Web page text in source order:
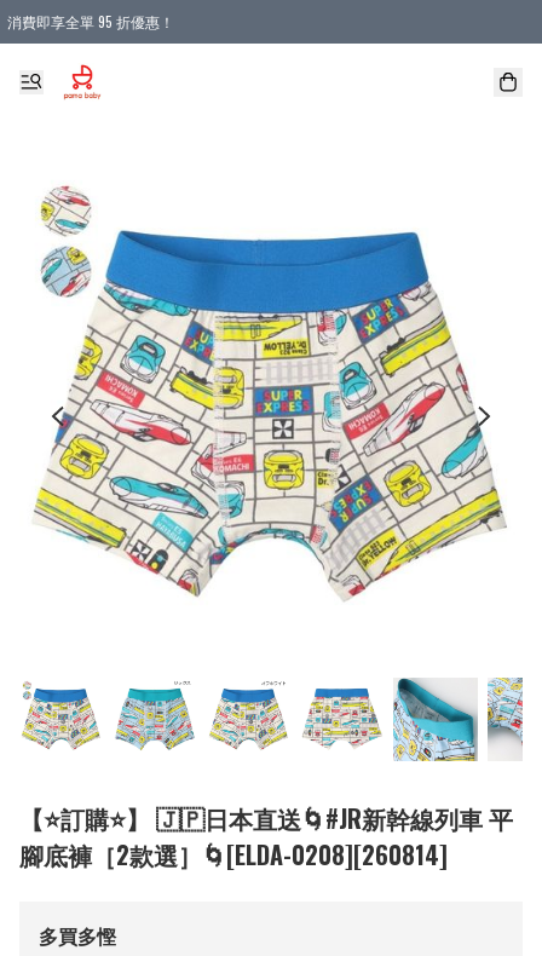
消費即享全單 95 折優惠！
購物滿 HKD 900.00即享免運費優惠！（適用於 本地送貨、本地取貨 )
【⭐訂購⭐】 🇯🇵日本直送🌀#JR新幹線列車 平
腳底褲［2款選］🌀[ELDA-0208][260814]
多買多慳